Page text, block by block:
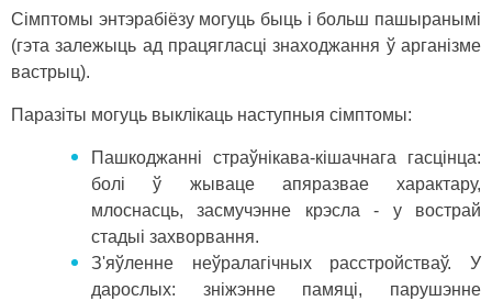
Сімптомы энтэрабіёзу могуць быць і больш пашыранымі
(гэта залежыць ад працягласці знаходжання ў арганізме
вастрыц).
Паразіты могуць выклікаць наступныя сімптомы:
Пашкоджанні страўнікава-кішачнага гасцінца:
болі ў жываце апяразвае характару,
млоснасць, засмучэнне крэсла - у вострай
стадыі захворвання.
З'яўленне неўралагічных расстройстваў. У
дарослых: зніжэнне памяці, парушэнне